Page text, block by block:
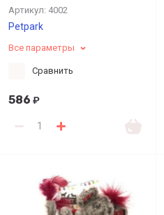
Артикул: 4002
Petpark
Все параметры
Сравнить
586 ₽